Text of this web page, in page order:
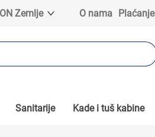
Zemlje
BIH
MKD
O nama Plaćanje
Sanitarije Kade i tuš kabine